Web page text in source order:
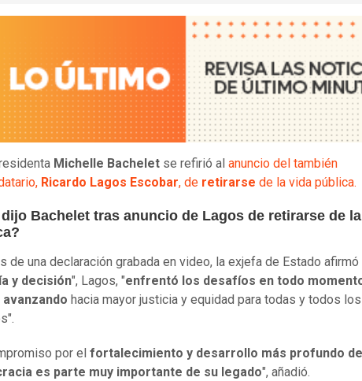
Michelle Bachelet se refirió al anuncio del también
Ricardo Lagos Escobar, de retirarse de la vida pública.
dijo Bachelet tras anuncio de Lagos de retirarse de
de una declaración grabada en video, la exjefa de Estado afirmó
y decisión", Lagos, "enfrentó los desafíos en todo
hacia mayor justicia y equidad para todas y todos los
por el fortalecimiento y desarrollo más profundo
es parte muy importante de su legado", añadió.